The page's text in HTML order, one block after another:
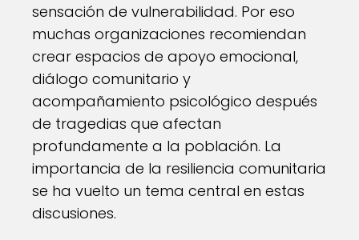
sensación de vulnerabilidad. Por eso
muchas organizaciones recomiendan
crear espacios de apoyo emocional,
diálogo comunitario y
acompañamiento psicológico después
de tragedias que afectan
profundamente a la población. La
importancia de la resiliencia comunitaria
se ha vuelto un tema central en estas
discusiones.